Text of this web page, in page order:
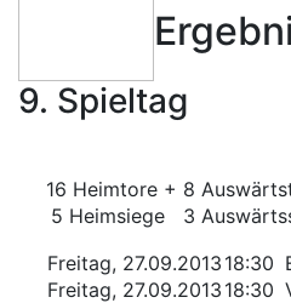
9. Spieltag
16 Heimtore + 8
5 Heimsiege 3
Freitag, 27.09.2013 18:30
Freitag, 27.09.2013 18:30